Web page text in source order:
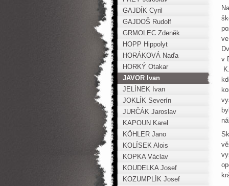
v
GAJDÍK Cyril
GAJDOŠ Rudolf
GRMOLEC Zdeněk
HOPP Hippolyt
HORÁKOVÁ Naďa
HORKÝ Otakar
JAVOR Ivan
JELÍNEK Ivan
JOKLÍK Severín
JURČÁK Jaroslav
KAPOUN Karel
KÖHLER Jano
KOLÍSEK Alois
KOPKA Václav
KOUDELKA Josef
KOZUMPLÍK Josef